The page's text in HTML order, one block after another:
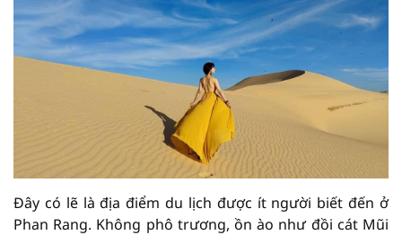
Đây có lẽ là địa điểm du lịch được ít người biết đến ở
Phan Rang. Không phô trương, ồn ào như đồi cát Mũi